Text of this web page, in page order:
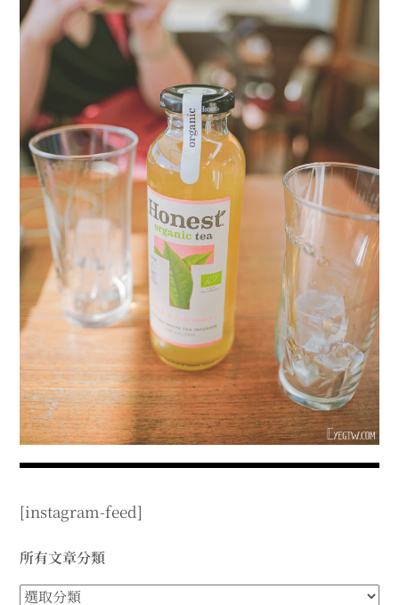
child
menu
child
menu
child
menu
child
menu
國內旅遊
child
menu
child
menu
child
menu
child
menu
child
menu
child
menu
child
menu
child
menu
child
menu
child
menu
child
menu
child
menu
child
menu
child
menu
child
menu
child
menu
child
menu
child
menu
child
menu
child
menu
child
menu
店家邀約 child
menu
聯絡我
[instagram-feed]
所有文章分類
所